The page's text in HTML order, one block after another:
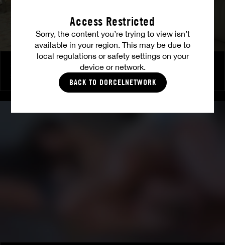
Access Restricted
Sorry, the content you’re trying to view isn’t
available in your region. This may be due to
local regulations or safety settings on your
device or network.
BACK TO DORCELNETWORK
Shalina Devine: Vergnügen und Macht